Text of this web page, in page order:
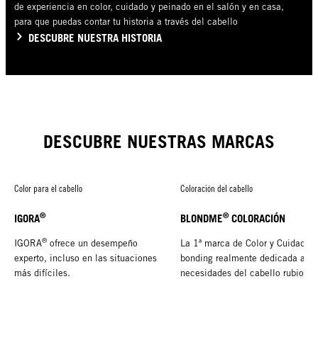
de experiencia en color, cuidado y peinado en el salón y en casa,
para que puedas contar tu historia a través del cabello
DESCUBRE NUESTRA HISTORIA
DESCUBRE NUESTRAS MARCAS
Color para el cabello
IGORA®
IGORA® ofrece un desempeño
experto, incluso en las situaciones
más difíciles.
Coloración del cabello
BLONDME®COLORACIÓN
La 1ª marca de Color y Cuidado
bonding realmente dedicada a
necesidades del cabello rubio.